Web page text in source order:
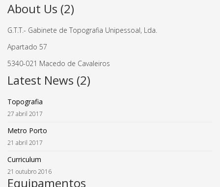
About Us (2)
G.T.T.- Gabinete de Topografia Unipessoal, Lda.
Apartado 57
5340-021 Macedo de Cavaleiros
Latest News (2)
Topografia
27 abril 2017
Metro Porto
21 abril 2017
Curriculum
21 outubro 2016
Equipamentos